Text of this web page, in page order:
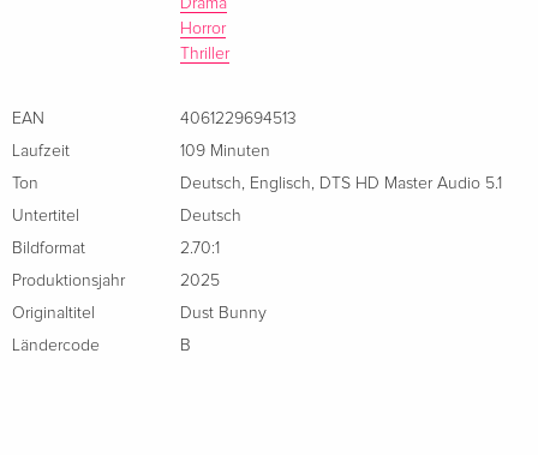
Horror
Thriller
EAN
4061229694513
Laufzeit
109 Minuten
Ton
Deutsch Englisch
DTS HD Master Audio 5.1
Untertitel
Deutsch
Bildformat
2.70:1
Produktionsjahr
2025
Originaltitel
Dust Bunny
Ländercode
B